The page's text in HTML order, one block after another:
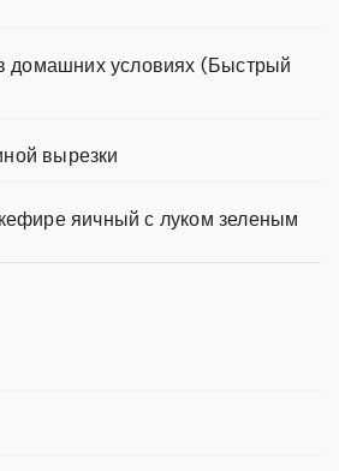
домашних условиях (Быстрый
вырезки
яичный с луком зеленым